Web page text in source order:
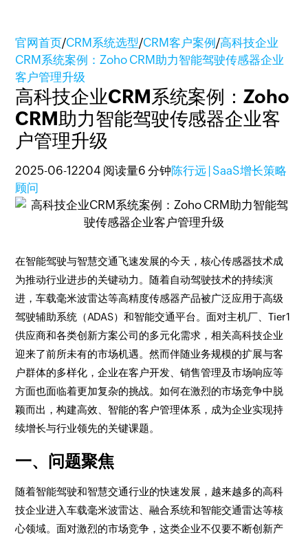
官网首页/CRM系统选型/CRM客户案例/高科技企业
CRM系统案例：Zoho CRM助力智能驾驶传感器企业
客户管理升级
高科技企业CRM系统案例：Zoho
CRM助力智能驾驶传感器企业客
户管理升级
2025-06-12204 阅读量6 分钟陈行远 | SaaS增长策略
顾问
在智能驾驶与智慧交通飞速发展的今天，核心传感器技术成
为推动行业进步的关键动力。随着自动驾驶技术的持续演
进，车载毫米波雷达等高精度传感器产品被广泛应用于高级
驾驶辅助系统（ADAS）和智能交通平台。面对主机厂、Tier1
供应商和各类创新方案公司的多元化需求，相关高科技企业
迎来了前所未有的市场机遇。然而伴随业务规模的扩展与客
户群体的多样化，企业在客户开发、销售管理及市场响应等
方面也面临着更加复杂的挑战。如何在激烈的市场竞争中脱
颖而出，构建高效、智能的客户管理体系，成为企业实现持
续增长与行业领先的关键课题。
一、问题聚焦
随着智能驾驶和智慧交通行业的快速发展，越来越多的高科
技企业进入车载毫米波雷达、融合系统和智能交通雷达等核
心领域。面对激烈的市场竞争，这类企业不仅要不断创新产